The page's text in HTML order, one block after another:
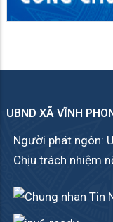
UBND XÃ VĨNH
Người phát ngôn:
Chịu trách nhiệm